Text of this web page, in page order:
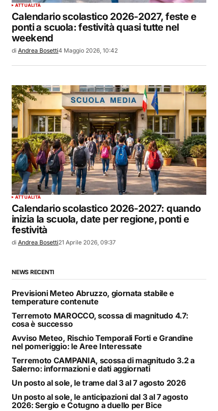
ATTUALITÀ
Calendario scolastico 2026-2027, feste e
ponti a scuola: festività quasi tutte nel
weekend
di Andrea Bosetti4 Maggio 2026, 10:42
ATTUALITÀ
Calendario scolastico 2026-2027: quando
inizia la scuola, date per regione, ponti e
festività
di Andrea Bosetti21 Aprile 2026, 09:37
NEWS RECENTI
Previsioni Meteo Abruzzo, giornata stabile e
temperature contenute
Terremoto MAROCCO, scossa di magnitudo 4.7:
cosa è successo
Avviso Meteo, Rischio Temporali Forti e Grandine
nel pomeriggio: le Aree Interessate
Terremoto CAMPANIA, scossa di magnitudo 3.2 a
Salerno: informazioni e dati aggiornati
Un posto al sole, le trame dal 3 al 7 agosto 2026
Un posto al sole, le anticipazioni dal 3 al 7 agosto
2026: Sergio e Cotugno a duello per Bice